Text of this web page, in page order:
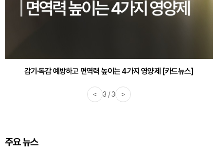
감기·독감 예방하고 면역력 높이는 4가지 영양제 [카드뉴스]
< 3 / 3 >
주요 뉴스